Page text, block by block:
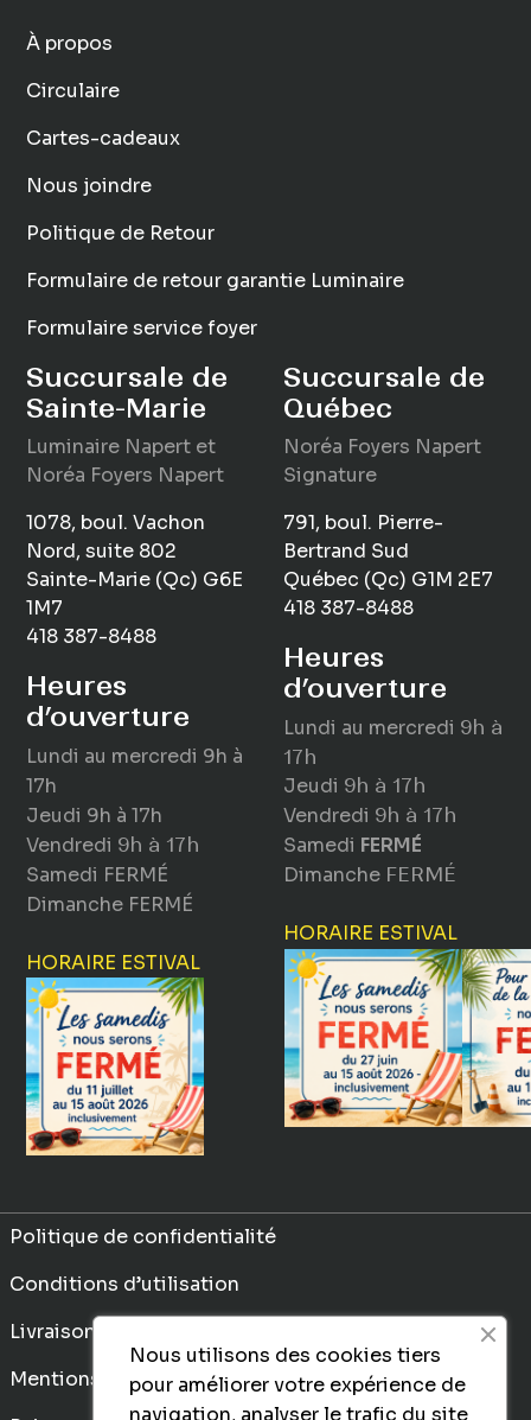
À propos
Circulaire
Cartes-cadeaux
Nous joindre
Politique de Retour
Formulaire de retour garantie Luminaire
Formulaire service foyer
Succursale de
Sainte-Marie
Luminaire Napert et
Noréa Foyers Napert
1078, boul. Vachon
Nord, suite 802
Sainte-Marie (Qc) G6E
1M7
418 387-8488
Heures
d’ouverture
Lundi au mercredi 9h à
17h
Jeudi 9h à 17h
Vendredi 9h à 17h
Samedi FERMÉ
Dimanche FERMÉ
HORAIRE ESTIVAL
Succursale de
Québec
Noréa Foyers Napert
Signature
791, boul. Pierre-
Bertrand Sud
Québec (Qc) G1M 2E7
418 387-8488
Heures
d’ouverture
Lundi au mercredi 9h à
17h
Jeudi 9h à 17h
Vendredi 9h à 17h
Samedi FERMÉ
Dimanche FERMÉ
HORAIRE ESTIVAL
Politique de confidentialité
Conditions d’utilisation
Livraison
Mentions légales
Nous utilisons des cookies tiers
pour améliorer votre expérience de
navigation, analyser le trafic du site